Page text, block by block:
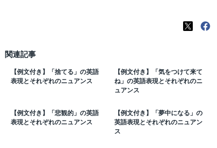
関連記事
【例文付き】「捨てる」の英語
表現とそれぞれのニュアンス
【例文付き】「気をつけて来て
ね」の英語表現とそれぞれのニ
ュアンス
【例文付き】「悲観的」の英語
表現とそれぞれのニュアンス
【例文付き】「夢中になる」の
英語表現とそれぞれのニュアン
ス